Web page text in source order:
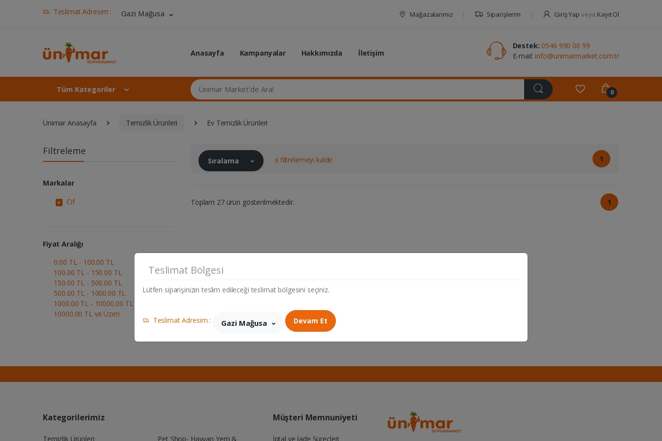
Teslimat Adresim : Gazi Mağusa Mağazalarımız Siparişlerim Giriş Yap veya Kayıt Ol
Anasayfa Kampanyalar Hakkımızda İletişim
Destek: 0546 990 00 99
E-mail: info@unimarmarket.com.tr
Tüm Kategoriler
Ünimar Market'de Ara...
0
Ünimar Anasayfa Temizlik Ürünleri Ev Temizlik Ürünleri
Filtreleme
Markalar
Cif
Fiyat Aralığı
0.00 TL - 100.00 TL
100.00 TL - 150.00 TL
150.00 TL - 500.00 TL
500.00 TL - 1000.00 TL
1000.00 TL - 10000.00 TL
10000.00 TL ve Üzeri
Sıralama x filtrelemeyi kaldır 1
Toplam 27 ürün gösterilmektedir. 1
Kategorilerimiz
Temizlik Ürünleri Pet Shop- Hayvan Yem &
Müşteri Memnuniyeti
İptal ve İade Süreçleri
Teslimat Bölgesi
Lütfen siparişinizin teslim edileceği teslimat bölgesini seçiniz.
Teslimat Adresim : Gazi Mağusa Devam Et